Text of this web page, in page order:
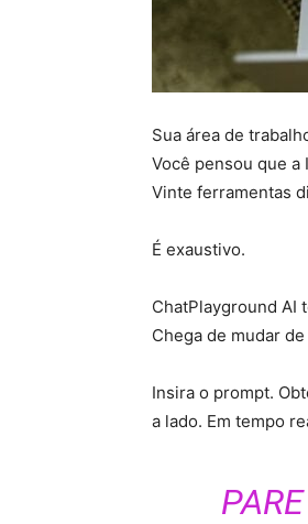
Sua área de
Você pensou que a
Vinte ferramentas
É exaustivo.
ChatPlayground AI
Chega de mudar
Insira o prompt.
a lado. Em tempo